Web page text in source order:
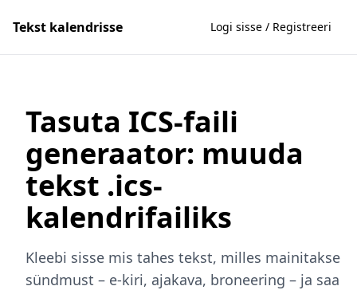
Tekst kalendrisse Logi sisse / Registreeri
Tasuta ICS-faili
generaator: muuda
tekst .ics-
kalendrifailiks
Kleebi sisse mis tahes tekst, milles mainitakse
sündmust – e-kiri, ajakava, broneering – ja saa